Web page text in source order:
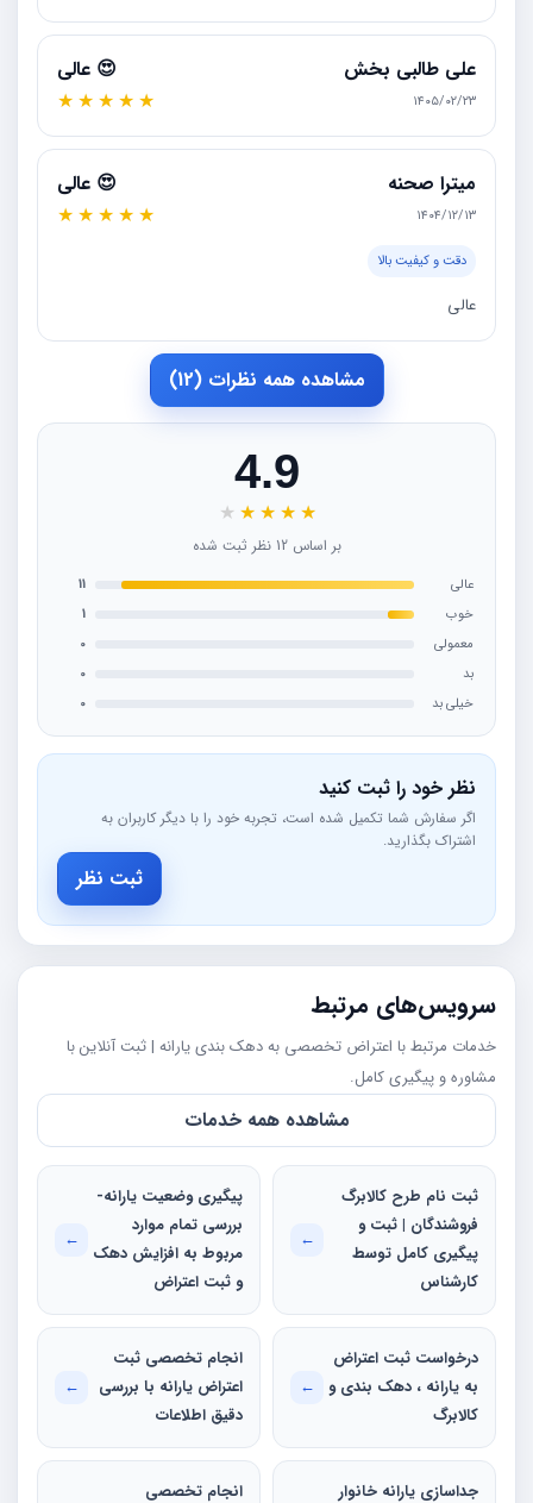
علی طالبی بخش
۱۴۰۵/۰۲/۲۳
😍 عالی
★
★
★
★
★
میترا صحنه
۱۴۰۴/۱۲/۱۳
😍 عالی
★
★
★
★
★
دقت و کیفیت بالا
عالی
مشاهده همه نظرات (12)
4.9
★
★
★
★
★
بر اساس 12 نظر ثبت شده
عالی
11
خوب
1
معمولی
0
بد
0
خیلی بد
0
نظر خود را ثبت کنید
اگر سفارش شما تکمیل شده است، تجربه خود را با دیگر کاربران به
اشتراک بگذارید.
ثبت نظر
سرویس‌های مرتبط
خدمات مرتبط با اعتراض تخصصی به دهک بندی یارانه | ثبت آنلاین با
مشاوره و پیگیری کامل.
مشاهده همه خدمات
ثبت نام طرح کالابرگ
فروشندگان | ثبت و
پیگیری کامل توسط
کارشناس
←
پیگیری وضعیت یارانه-
بررسی تمام موارد
مربوط به افزایش دهک
و ثبت اعتراض
←
درخواست ثبت اعتراض
به یارانه ، دهک‌ بندی و
کالابرگ
←
انجام تخصصی ثبت
اعتراض یارانه با بررسی
دقیق اطلاعات
←
جداسازی یارانه خانوار انجام تخصصی